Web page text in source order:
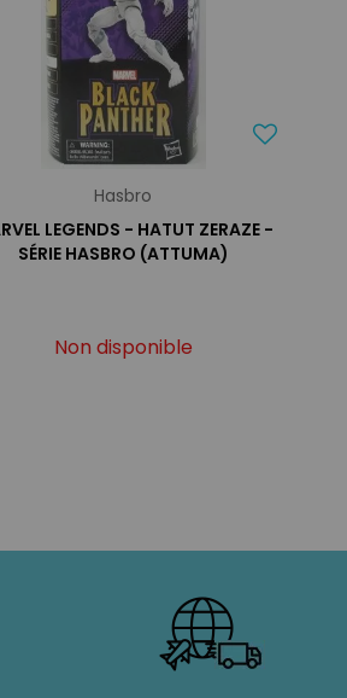
Hasbro
LEGENDS - HATUT ZERAZE -
SÉRIE HASBRO (ATTUMA)
Non disponible